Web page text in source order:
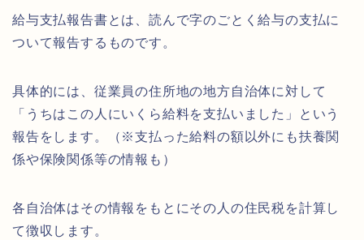
給与支払報告書とは、読んで字のごとく給与の支払に
ついて報告するものです。
具体的には、従業員の住所地の地方自治体に対して
「うちはこの人にいくら給料を支払いました」という
報告をします。（※支払った給料の額以外にも扶養関
係や保険関係等の情報も）
各自治体はその情報をもとにその人の住民税を計算し
て徴収します。